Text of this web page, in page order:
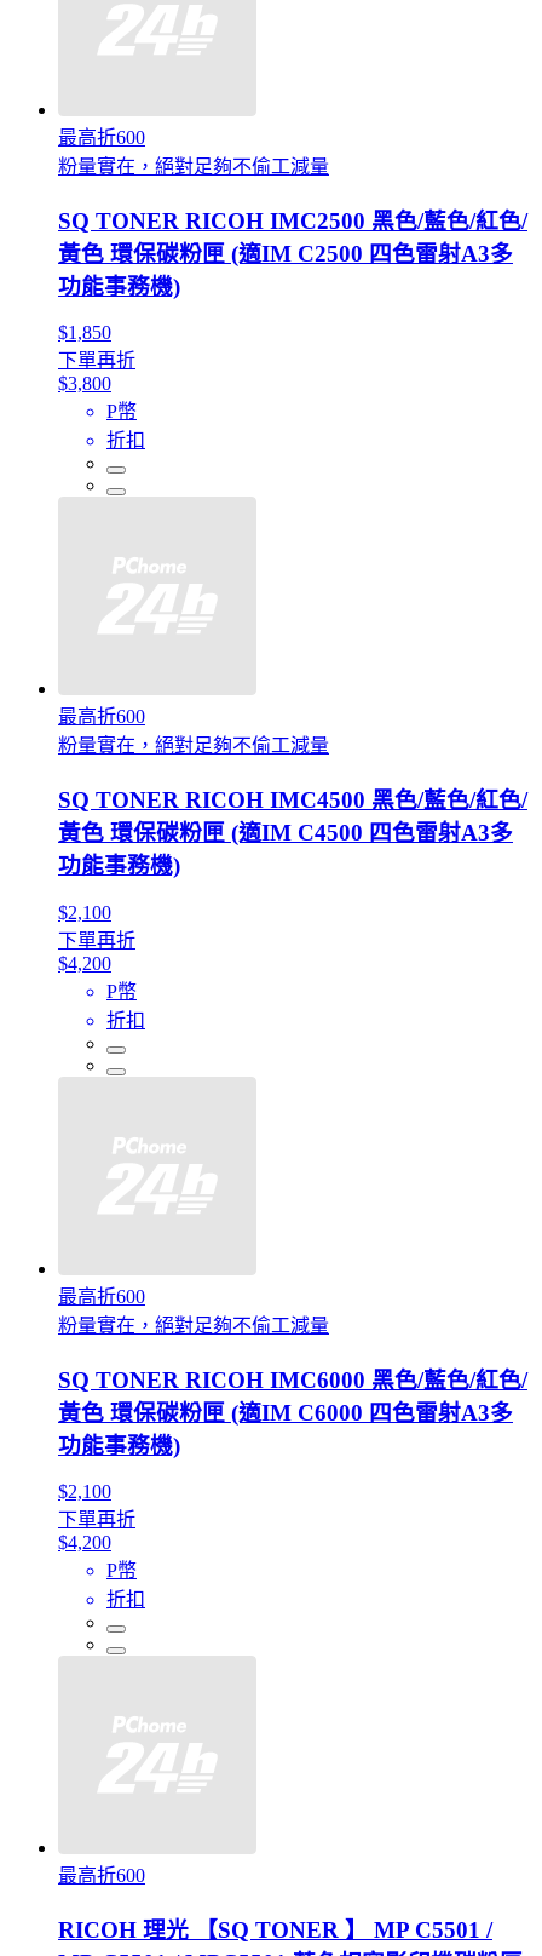
最高折600
粉量實在，絕對足夠不偷工減量
SQ TONER RICOH IMC2500 黑色/藍色/紅色/
黃色 環保碳粉匣 (適IM C2500 四色雷射A3多
功能事務機)
$1,850
下單再折
$3,800
P幣
折扣
最高折600
粉量實在，絕對足夠不偷工減量
SQ TONER RICOH IMC4500 黑色/藍色/紅色/
黃色 環保碳粉匣 (適IM C4500 四色雷射A3多
功能事務機)
$2,100
下單再折
$4,200
P幣
折扣
最高折600
粉量實在，絕對足夠不偷工減量
SQ TONER RICOH IMC6000 黑色/藍色/紅色/
黃色 環保碳粉匣 (適IM C6000 四色雷射A3多
功能事務機)
$2,100
下單再折
$4,200
P幣
折扣
最高折600
RICOH 理光 【SQ TONER 】 MP C5501 /